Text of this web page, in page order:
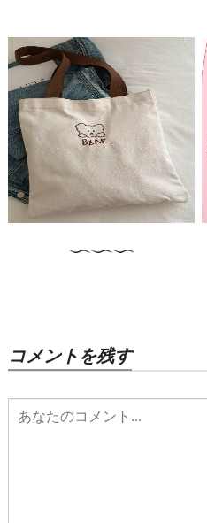
コメントを残す